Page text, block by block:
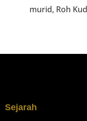
murid, Roh
Sejarah